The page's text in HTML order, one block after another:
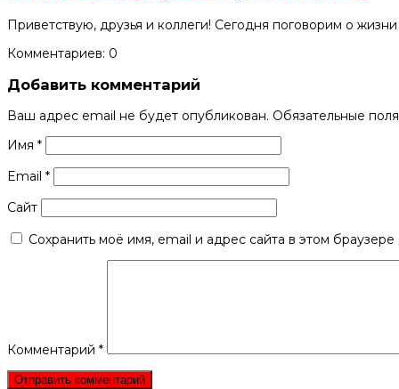
Приветствую, друзья и коллеги! Сегодня поговорим о
Комментариев: 0
Добавить комментарий
Ваш адрес email не будет опубликован. Обязательные
Имя *
Email *
Сайт
Сохранить моё имя, email и адрес сайта в этом
Комментарий *